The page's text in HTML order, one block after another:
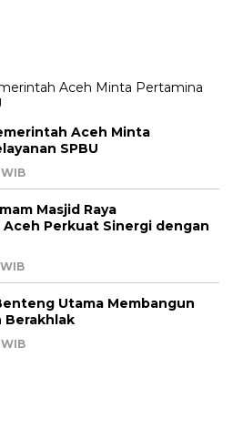
Aceh Minta
SPBU
Masjid Raya
Perkuat Sinergi dengan
Utama Membangun
Berakhlak